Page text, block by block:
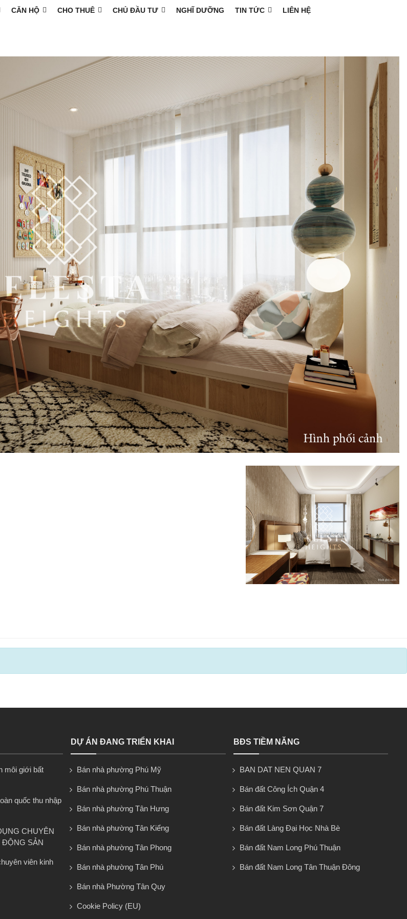
CĂN HỘ CHO THUÊ CHỦ ĐẦU TƯ NGHĨ DƯỠNG TIN TỨC LIÊN HỆ
môi giới bất
quốc thu nhập
CHUYÊN
ĐỘNG SẢN
viên kinh
DỰ ÁN ĐANG TRIỂN KHAI
Bán nhà phường Phú Mỹ
Bán nhà phường Phú Thuận
Bán nhà phường Tân Hưng
Bán nhà phường Tân Kiểng
Bán nhà phường Tân Phong
Bán nhà phường Tân Phú
Bán nhà Phường Tân Quy
Cookie Policy (EU)
BĐS TIỀM NĂNG
BAN DAT NEN QUAN 7
Bán đất Công Ích Quận 4
Bán đất Kim Sơn Quận 7
Bán đất Làng Đại Học Nhà Bè
Bán đất Nam Long Phú Thuận
Bán đất Nam Long Tân Thuận Đông